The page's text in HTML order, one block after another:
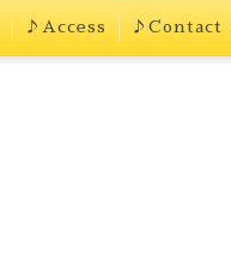
♪Access ♪Contact